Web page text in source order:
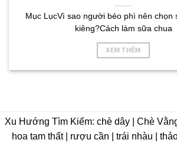
Mục LụcVì sao người béo phì nên chọn
kiêng?Cách làm sữa chua
XEM THÊM
Xu Hướng Tìm Kiếm: chè dây | Chè
hoa tam thất | rượu cần | trái nhàu |